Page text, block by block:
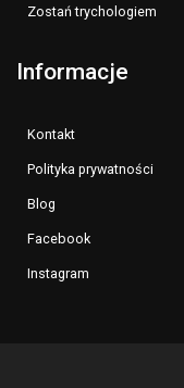
Zostań trychologiem
Informacje
Kontakt
Polityka prywatności
Blog
Facebook
Instagram